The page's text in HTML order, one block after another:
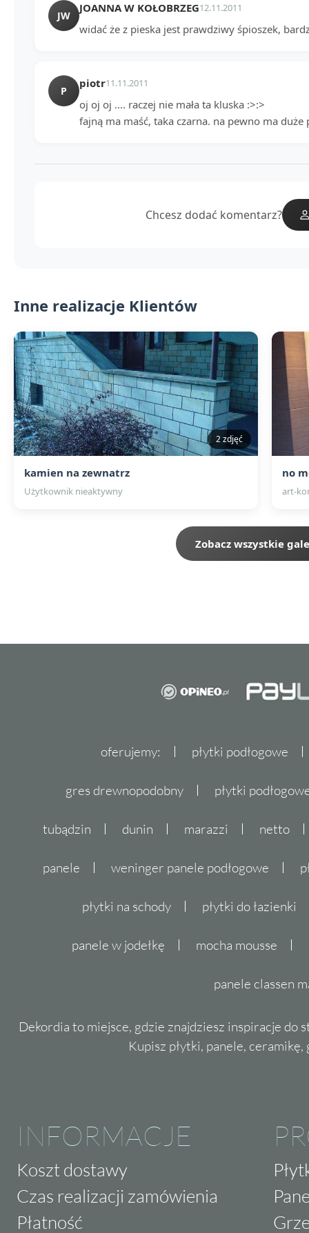
JW
JOANNA W KOŁOBRZEG12.11.2011
widać że z pieska jest prawdziwy śpioszek,
P
piotr11.11.2011
oj oj oj .... raczej nie mała ta kluska :>:>
fajną ma maść, taka czarna. na pewno ma
Chcesz dodać komentarz?
Inne realizacje Klientów
2 zdjęć
kamien na zewnatrz
Użytkownik nieaktywny
no
art-
Zobacz wszystkie
oferujemy: płytki podłogowe
gres drewnopodobny płytki
tubądzin dunin marazzi netto
panele weninger panele podłogowe
płytki na schody płytki do łazienki
panele w jodełkę mocha mousse
panele classen
Dekordia to miejsce, gdzie znajdziesz inspiracje do
Kupisz płytki, panele,
INFORMACJE
Koszt dostawy
Czas realizacji zamówienia
Płatność